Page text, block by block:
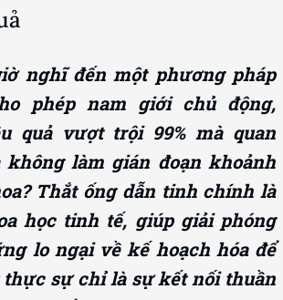
nghĩ đến một phương pháp
phép nam giới chủ động,
quả vượt trội 99% mà quan
làm gián đoạn khoảnh
Thắt ống dẫn tinh chính là
học tinh tế, giúp giải phóng
lo ngại về kế hoạch hóa để
thực sự chỉ là sự kết nối thuần